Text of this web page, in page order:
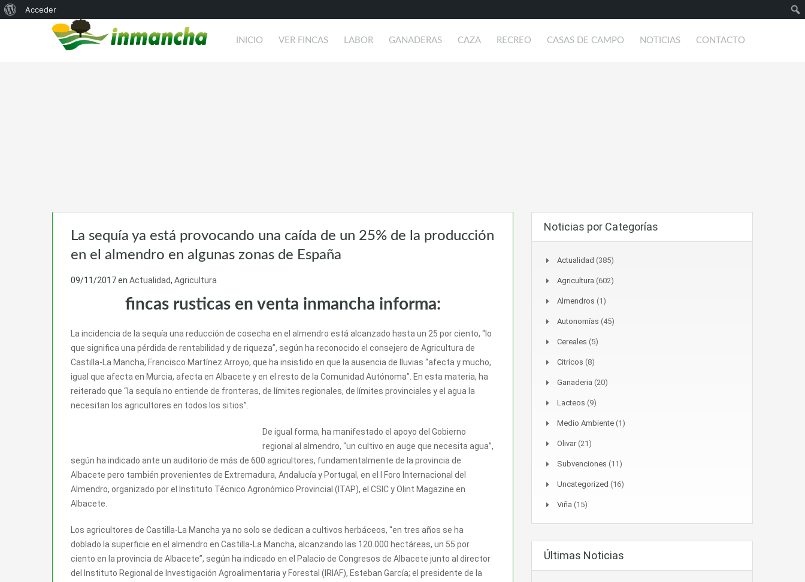
Acerca
Acceder
INICIO VER FINCAS LABOR GANADERAS CAZA RECREO CASAS DE CAMPO NOTICIAS CONTACTO
La sequía ya está provocando una caída de un 25% de la producción
en el almendro en algunas zonas de España
09/11/2017en Actualidad, Agricultura
fincas rusticas en venta inmancha informa:
La incidencia de la sequía una reducción de cosecha en el almendro está alcanzado hasta un 25 por ciento, “lo
que significa una pérdida de rentabilidad y de riqueza”, según ha reconocido el consejero de Agricultura de
Castilla-La Mancha, Francisco Martínez Arroyo, que ha insistido en que la ausencia de lluvias “afecta y mucho,
igual que afecta en Murcia, afecta en Albacete y en el resto de la Comunidad Autónoma”. En esta materia, ha
reiterado que “la sequía no entiende de fronteras, de límites regionales, de límites provinciales y el agua la
necesitan los agricultores en todos los sitios”.
De igual forma, ha manifestado el apoyo del Gobierno
regional al almendro, “un cultivo en auge que necesita agua”,
según ha indicado ante un auditorio de más de 600 agricultores, fundamentalmente de la provincia de
Albacete pero también provenientes de Extremadura, Andalucía y Portugal, en el I Foro Internacional del
Almendro, organizado por el Instituto Técnico Agronómico Provincial (ITAP), el CSIC y Olint Magazine en
Albacete.
Los agricultores de Castilla-La Mancha ya no solo se dedican a cultivos herbáceos, “en tres años se ha
doblado la superficie en el almendro en Castilla-La Mancha, alcanzando las 120.000 hectáreas, un 55 por
ciento en la provincia de Albacete”, según ha indicado en el Palacio de Congresos de Albacete junto al director
del Instituto Regional de Investigación Agroalimentaria y Forestal (IRIAF), Esteban García; el presidente de la
Noticias por Categorías
Actualidad (385)
Agricultura (602)
Almendros (1)
Autonomías (45)
Cereales (5)
Citricos (8)
Ganaderia (20)
Lacteos (9)
Medio Ambiente (1)
Olivar(21)
Subvenciones (11)
Uncategorized (16)
Viña (15)
Últimas Noticias